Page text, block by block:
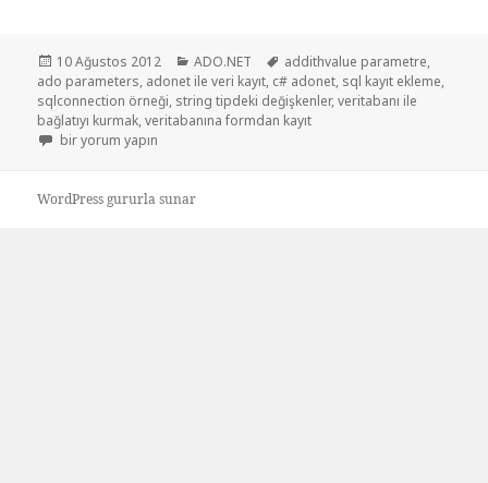
Yayın
tarihi
10 Ağustos 2012 Kategoriler
ADO.NET Etiketler
addithvalue parametre,
ado parameters, adonet ile veri kayıt, c# adonet, sql kayıt ekleme,
sqlconnection örneği, string tipdeki değişkenler,veritabanı ile
bağlatıyı kurmak,veritabanına formdan kayıt
C# Ado.net veri kayıt etme için
bir yorum yapın
WordPress gururla sunar